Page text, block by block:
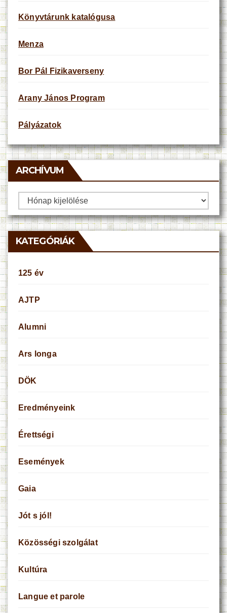
Könyvtárunk katalógusa
Menza
Bor Pál Fizikaverseny
Arany János Program
Pályázatok
ARCHÍVUM
Archívum
KATEGÓRIÁK
125 év
AJTP
Alumni
Ars longa
DÖK
Eredményeink
Érettségi
Események
Gaia
Jót s jól!
Közösségi szolgálat
Kultúra
Langue et parole